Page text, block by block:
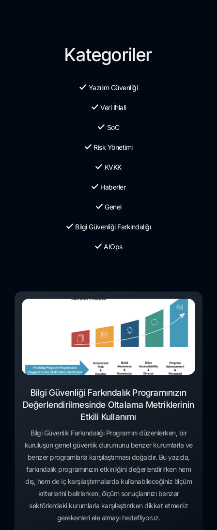
Kategoriler
Yazılım Güvenliği
Veri İhlali
SoC
Risk Yönetimi
KVKK
Haberler
Genel
Bilgi Güvenliği Farkındalığı
AIOps
Bilgi Güvenliği Farkındalık Programınızın
Değerlendirilmesinde Oltalama Metriklerinin
Etkili Kullanımı
Bilgi Güvenlik Farkındalığı Programını düzenlerken, bir
kuruluşun genel güvenlik durumunu benzer kurumlarla ve
benzer programlarla karşılaştırması doğaldır. Bu yazıda,
farkındalık programınızın etkinliğini değerlendirirken hem
dış, hem de iç karşılaştırmalarda kullanabileceğiniz ölçüm
kriterlerini belirlerken, ölçüm sonuçlarınızı benzer
sektörlerdeki kurumlarla karşılaştırırken dikkat etmeniz
gerekenleri ele almayı hedefliyoruz.